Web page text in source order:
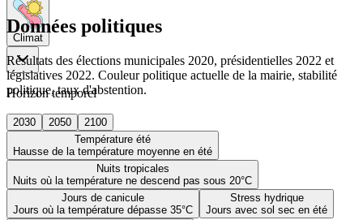
Climat
Horizon temporel
2030 2050
2100
Température été
Hausse de la température moyenne en été
Nuits tropicales
Nuits où la température ne descend pas sous 20°C
Jours de canicule
Jours où la température dépasse 35°C
Stress hydrique
Jours avec sol sec en été
Données politiques
Résultats des élections municipales 2020, présidentielles 2022 et
législatives 2022. Couleur politique actuelle de la mairie, stabilité
politique, taux d'abstention.